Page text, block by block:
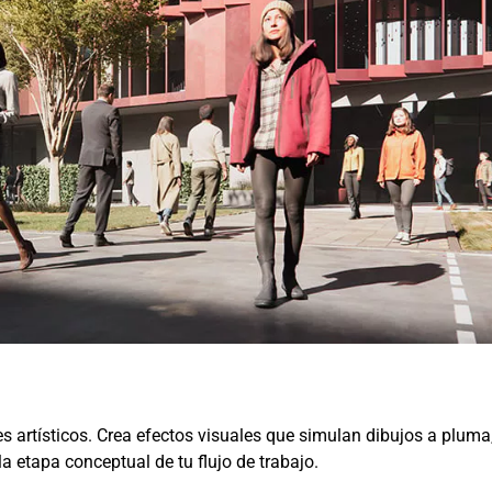
artísticos. Crea efectos visuales que simulan dibujos a
etapa conceptual de tu flujo de trabajo.